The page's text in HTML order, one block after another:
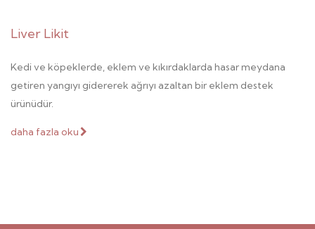
Liver Likit
Kedi ve köpeklerde, eklem ve kıkırdaklarda hasar meydana
getiren yangıyı gidererek ağrıyı azaltan bir eklem destek
ürünüdür.
daha fazla oku